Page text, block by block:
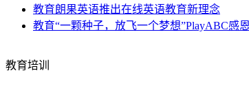
教育朗果英语推出在线英语教育新理念
教育“一颗种子，放飞一个梦想”PlayABC感
教育培训